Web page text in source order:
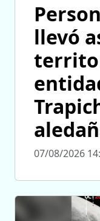
llevó
07/08/2026